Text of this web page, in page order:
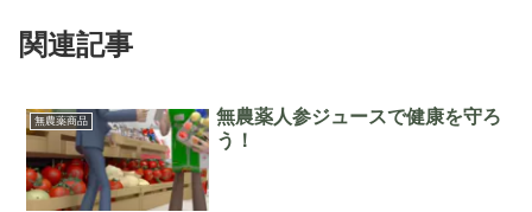
関連記事
無農薬商品
無農薬人参ジュースで健康を守ろ
う！